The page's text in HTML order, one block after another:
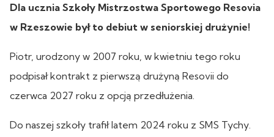
Dla ucznia Szkoły Mistrzostwa Sportowego Resovia
w Rzeszowie był to debiut w seniorskiej drużynie!
Piotr, urodzony w 2007 roku, w kwietniu tego roku
podpisał kontrakt z pierwszą drużyną Resovii do
czerwca 2027 roku z opcją przedłużenia.
Do naszej szkoły trafił latem 2024 roku z SMS Tychy.